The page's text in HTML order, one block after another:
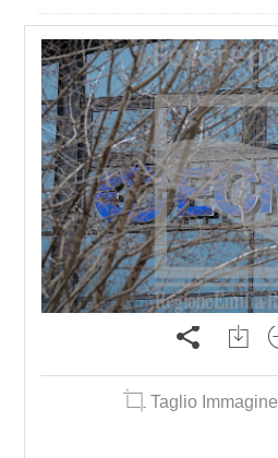
Taglio Immagine